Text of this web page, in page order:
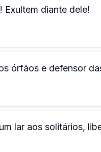
Exultem diante dele!
órfãos e defensor
lar aos solitários,